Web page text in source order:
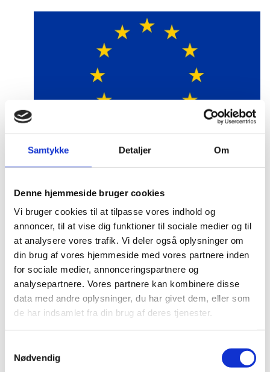
Samtykke Detaljer Om
Denne hjemmeside bruger cookies
Vi bruger cookies til at tilpasse vores indhold og
annoncer, til at vise dig funktioner til sociale medier og til
at analysere vores trafik. Vi deler også oplysninger om
din brug af vores hjemmeside med vores partnere inden
for sociale medier, annonceringspartnere og
analysepartnere. Vores partnere kan kombinere disse
data med andre oplysninger, du har givet dem, eller som
de har indsamlet fra din brug af deres tjenester.
Nødvendig
Ansættelse i EU – hvordan?
EU-muligheder som studerende